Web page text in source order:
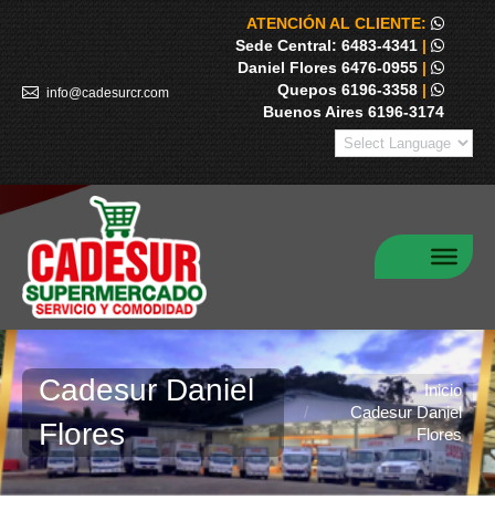
info@cadesurcr.com
ATENCIÓN AL CLIENTE:
Sede Central: 6483-4341 |
Daniel Flores 6476-0955 |
Quepos 6196-3358 |
Buenos Aires 6196-3174
Cadesur Daniel
Flores
Estás aquí:
Inicio
Cadesur Daniel
Flores